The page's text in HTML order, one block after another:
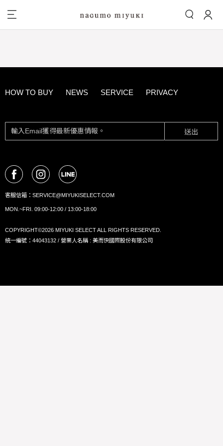
HOW TO BUY NEWS SERVICE PRIVACY
送出
客服信箱： SERVICE@MIYUKISELECT.COM
MON.~FRI. 09:00-12:00 / 13:00-18:00
COPYRIGHT©2026 MIYUKI SELECT ALL RIGHTS RESERVED.
統一編號：44043132 / 營業人名稱 : 美而快國際股份有限公司